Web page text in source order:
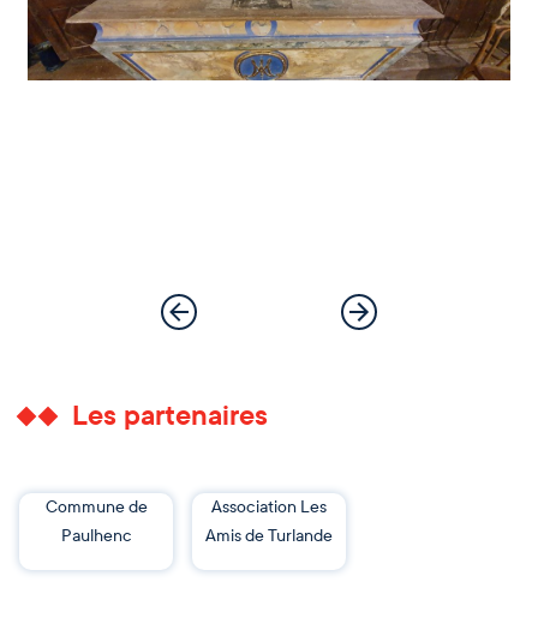
Les partenaires
Commune de
Paulhenc
Association Les
Amis de Turlande